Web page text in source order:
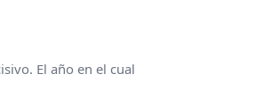
El año en el cual